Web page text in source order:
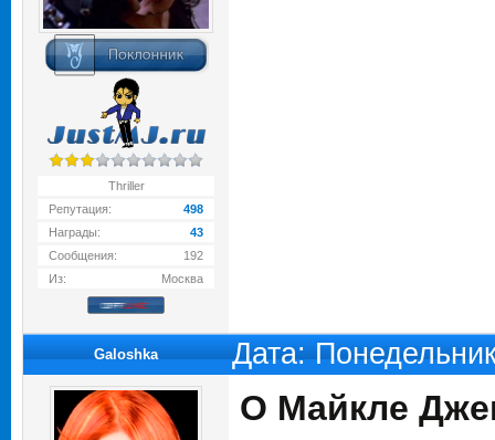
Thriller
Репутация:
498
Награды:
43
Сообщения:
192
Из:
Москва
Galoshka Дата:
О Майкле